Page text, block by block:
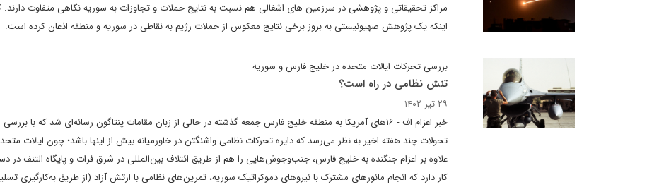
مراکز تحقیقاتی و پژوهشی در سرزمین های اشغالی هم نسبت به نتایج حملات و تجاوزات به سوریه نگاهی متفاوت دارند.
اینکه یک پژوهش صهیونیستی به بروز برخی نتایج معکوس از حملات رژیم به نقاطی در سوریه و منطقه اذعان کرده است.
بررسی تحرکات ایالات متحده در خلیج فارس و سوریه
تنش نظامی در راه است؟
۲۹ تیر ۱۴۰۲
خبر اعزام اف - ۱۶‌‌‌های آمریکا به منطقه خلیج فارس جمعه گذشته در حالی از زبان مقامات پنتاگون رسانه‌ای شد که با بررسی
تحولات چند هفته اخیر به نظر می‌رسد که دایره تحرکات نظامی واشنگتن در خاورمیانه بیش از اینها باشد؛ چون ایالات
علاوه بر اعزام جنگنده به خلیج فارس، جنب‌و‌جوش‌هایی را هم از طریق ائتلاف بین‌المللی در شرق فرات و پایگاه التنف در
کار دارد که انجام مانورهای مشترک با نیروهای دموکراتیک سوریه، تمرین‌های نظامی با ارتش آزاد (از طریق به‌کارگیری